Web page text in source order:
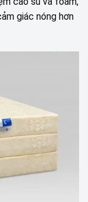
giác nóng hơn